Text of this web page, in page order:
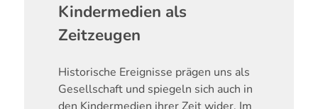
Kindermedien als
Zeitzeugen
Historische Ereignisse prägen uns als
Gesellschaft und spiegeln sich auch in